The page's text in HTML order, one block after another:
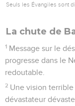
Seuls les Évangiles sont
La chute de
1 Message sur le
progresse dans le
redoutable.
2 Une vision
dévastateur